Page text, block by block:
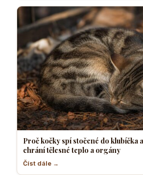
Proč kočky spí stočené do klubíčka
chrání tělesné teplo a orgány
Číst dále →